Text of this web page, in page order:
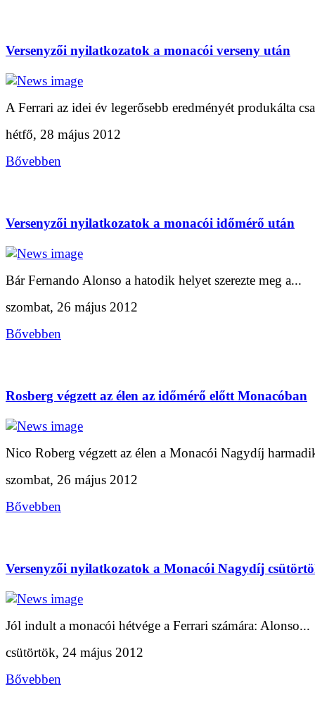
Versenyzői nyilatkozatok a monacói verseny után
A Ferrari az idei év legerősebb eredményét produkálta
hétfő, 28 május 2012
Bővebben
Versenyzői nyilatkozatok a monacói időmérő után
Bár Fernando Alonso a hatodik helyet szerezte meg a...
szombat, 26 május 2012
Bővebben
Rosberg végzett az élen az időmérő előtt Monacóban
Nico Roberg végzett az élen a Monacói Nagydíj
szombat, 26 május 2012
Bővebben
Versenyzői nyilatkozatok a Monacói Nagydíj
Jól indult a monacói hétvége a Ferrari számára: Alonso...
csütörtök, 24 május 2012
Bővebben